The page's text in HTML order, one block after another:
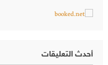
أحدث التعليقات